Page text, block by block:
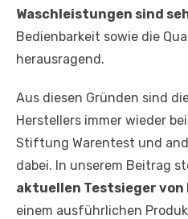
Waschleistungen sind
Bedienbarkeit sowie die
herausragend.
Aus diesen Gründen sind
Herstellers immer wieder
Stiftung Warentest und
dabei. In unserem Beitrag
aktuellen Testsieger von
einem ausführlichen